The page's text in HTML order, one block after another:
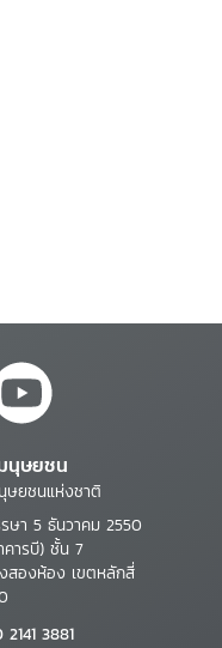
นุษยชน
ษยชนแห่งชาติ
ษา 5 ธันวาคม 2550
คารบี) ชั้น 7
สองห้อง เขตหลักสี่
3881